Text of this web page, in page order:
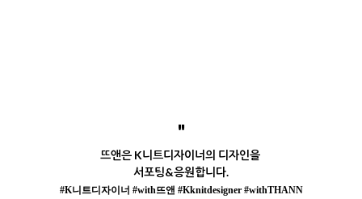
"
뜨앤은 K니트디자이너의 디자인을
서포팅&응원합니다.
#K니트디자이너 #with뜨앤 #Kknitdesigner #withTHANN